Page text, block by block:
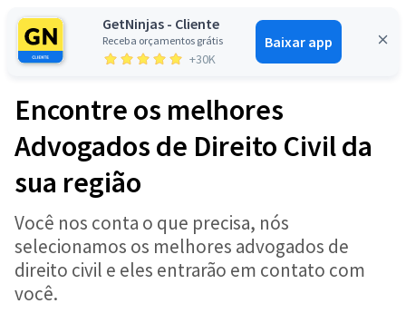
GetNinjas - Cliente
Receba orçamentos grátis
+30K
Baixar app
Entrar
Encontre os melhores
Advogados de Direito Civil da
sua região
Você nos conta o que precisa, nós
selecionamos os melhores advogados de
direito civil e eles entrarão em contato com
você.